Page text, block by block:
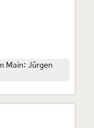
Main: Jürgen